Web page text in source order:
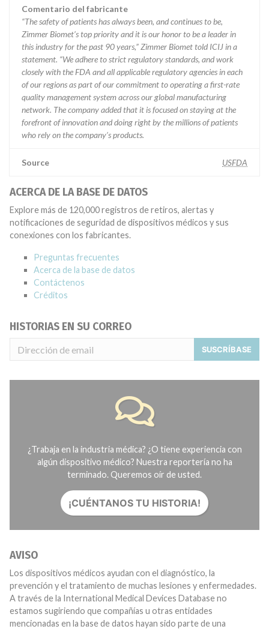
Comentario del fabricante
“The safety of patients has always been, and continues to be,
Zimmer Biomet’s top priority and it is our honor to be a leader in
this industry for the past 90 years,” Zimmer Biomet told ICIJ in a
statement. “We adhere to strict regulatory standards, and work
closely with the FDA and all applicable regulatory agencies in each
of our regions as part of our commitment to operating a first-rate
quality management system across our global manufacturing
network. The company added that it is focused on staying at the
forefront of innovation and doing right by the millions of patients
who rely on the company’s products.
Source USFDA
ACERCA DE LA BASE DE DATOS
Explore más de 120,000 registros de retiros, alertas y
notificaciones de seguridad de dispositivos médicos y sus
conexiones con los fabricantes.
Preguntas frecuentes
Acerca de la base de datos
Contáctenos
Créditos
HISTORIAS EN SU CORREO
SUSCRÍBASE
¿Trabaja en la industria médica? ¿O tiene experiencia con
algún dispositivo médico? Nuestra reportería no ha
terminado. Queremos oír de usted.
¡CUÉNTANOS TU HISTORIA!
AVISO
Los dispositivos médicos ayudan con el diagnóstico, la
prevención y el tratamiento de muchas lesiones y enfermedades.
A través de la International Medical Devices Database no
estamos sugiriendo que compañías u otras entidades
mencionadas en la base de datos hayan sido parte de una